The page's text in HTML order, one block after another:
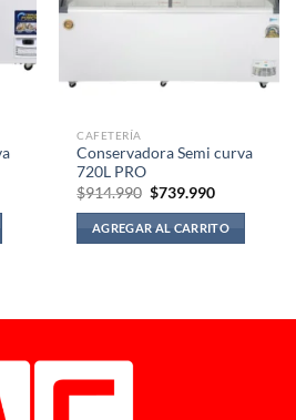
CAFETERÍA
Conservadora Semi curva
720L PRO
$914.990 El
original
era:
$914.990.
$739.990El
actual
es:
$739.990.
AGREGAR AL CARRITO